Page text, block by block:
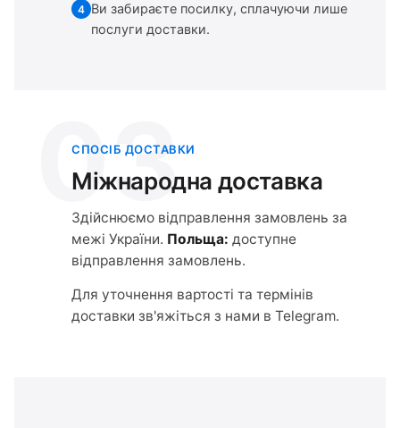
4 Ви забираєте посилку, сплачуючи лише
послуги доставки.
03
СПОСІБ ДОСТАВКИ
Міжнародна доставка
Здійснюємо відправлення замовлень за
межі України. Польща: доступне
відправлення замовлень.
Для уточнення вартості та термінів
доставки зв'яжіться з нами в Telegram.